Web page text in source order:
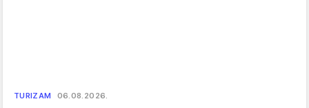
TURIZAM 06.08.2026.